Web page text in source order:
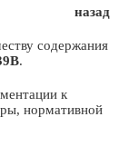
назад
содержания
.
к
нормативной